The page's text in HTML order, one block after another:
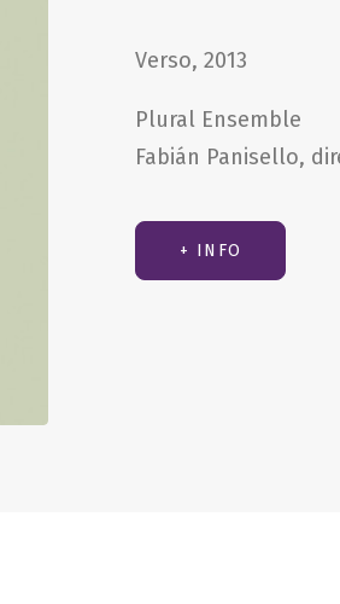
Verso, 2013
Plural Ensemble
Fabián Panisello,
+ INFO